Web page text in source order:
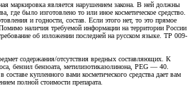
маркировка является нарушением закона. В ней должны
где было изготовлено то или иное косметическое средство.
и годности, состав. Если этого нет, то это прямое
наличия требуемой информации на территории России
об изложении последней на русском языке. ТР 009-
содержания/отсутствия вредных составляющих. К
бензил бензоата, метилизотиказолинона, PEG — 40.
купленного вами косметического средства дает вам
полной стоимости препарата.